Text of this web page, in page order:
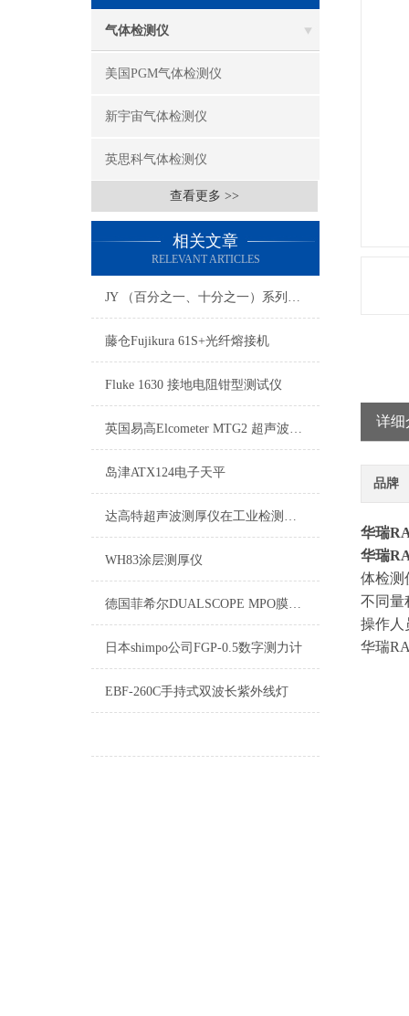
气体检测仪
美国PGM气体检测仪
新宇宙气体检测仪
英思科气体检测仪
查看更多 >>
相关文章
RELEVANT ARTICLES
JY （百分之一、十分之一）系列电子天平
藤仓Fujikura 61S+光纤熔接机
Fluke 1630 接地电阻钳型测试仪
英国易高Elcometer MTG2 超声波测厚仪
岛津ATX124电子天平
达高特超声波测厚仪在工业检测中的创新与突破
WH83涂层测厚仪
德国菲希尔DUALSCOPE MPO膜厚仪如何删除测量数据
日本shimpo公司FGP-0.5数字测力计
EBF-260C手持式双波长紫外线灯
详细
品牌
华瑞
华瑞
体检测
不同量
操作人
华瑞